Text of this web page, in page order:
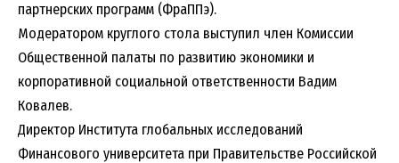
партнерских программ (ФраППэ).
Модератором круглого стола выступил член Комиссии
Общественной палаты по развитию экономики и
корпоративной социальной ответственности Вадим
Ковалев.
Директор Института глобальных исследований
Финансового университета при Правительстве Российской